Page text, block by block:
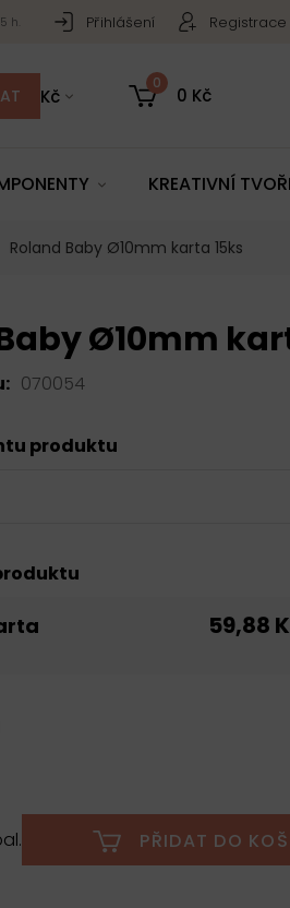
h. Přihlášení Registrace
Kč
0
0 Kč
KREATIVNÍ
Roland Baby Ø10mm karta 15ks
Ø10mm
070054
produktu
59,88
PŘIDAT DO